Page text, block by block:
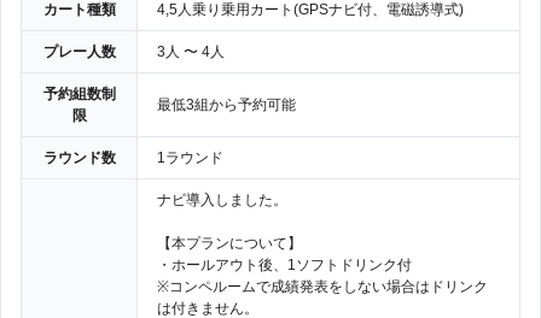
カート種類 4,5人乗り乗用カート(GPSナビ付、電磁誘導式)
プレー人数 3人 〜 4人
予約組数制
限
最低3組から予約可能
ラウンド数 1ラウンド
ナビ導入しました。
【本プランについて】
・ホールアウト後、1ソフトドリンク付
※コンペルームで成績発表をしない場合はドリンク
は付きません。